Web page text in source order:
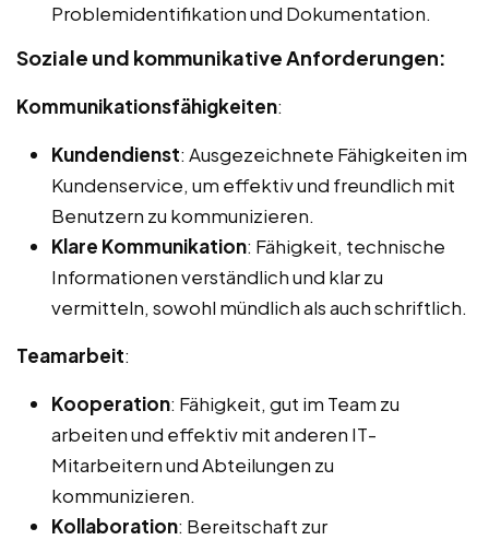
Problemidentifikation und Dokumentation.
Soziale und kommunikative Anforderungen:
Kommunikationsfähigkeiten:
Kundendienst: Ausgezeichnete Fähigkeiten im
Kundenservice, um effektiv und freundlich mit
Benutzern zu kommunizieren.
Klare Kommunikation: Fähigkeit, technische
Informationen verständlich und klar zu
vermitteln, sowohl mündlich als auch schriftlich.
Teamarbeit:
Kooperation: Fähigkeit, gut im Team zu
arbeiten und effektiv mit anderen IT-
Mitarbeitern und Abteilungen zu
kommunizieren.
Kollaboration: Bereitschaft zur